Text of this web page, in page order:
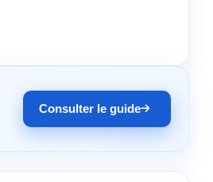
Consulter le guide